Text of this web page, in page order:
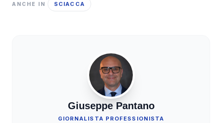
ANCHE IN SCIACCA
Giuseppe Pantano
GIORNALISTA PROFESSIONISTA